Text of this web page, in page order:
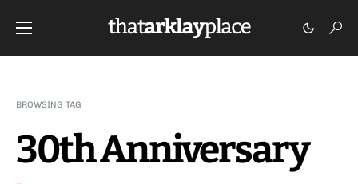
BROWSING TAG
30th Anniversary